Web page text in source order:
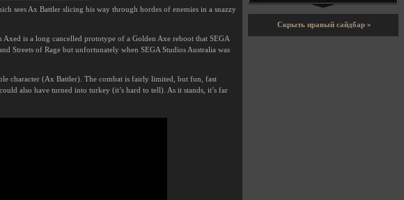
sees Ax Battler slicing his way through hordes of enemies in a snazzy
is a long cancelled prototype of a Golden Axe reboot that SEGA
Streets of Rage but unfortunately when SEGA Studios Australia was
character (Ax Battler). The combat is fairly limited, but fun, fast
also have turned into turkey (it’s hard to tell). As it stands, it’s far
Скрыть правый сайдбар »